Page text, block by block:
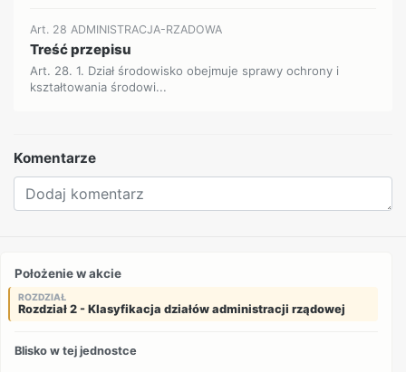
Art. 28 ADMINISTRACJA-RZADOWA
Treść przepisu
Art. 28. 1. Dział środowisko obejmuje sprawy ochrony i
kształtowania środowi...
Komentarze
Położenie w akcie
ROZDZIAŁ
Rozdział 2 - Klasyfikacja działów administracji rządowej
Blisko w tej jednostce